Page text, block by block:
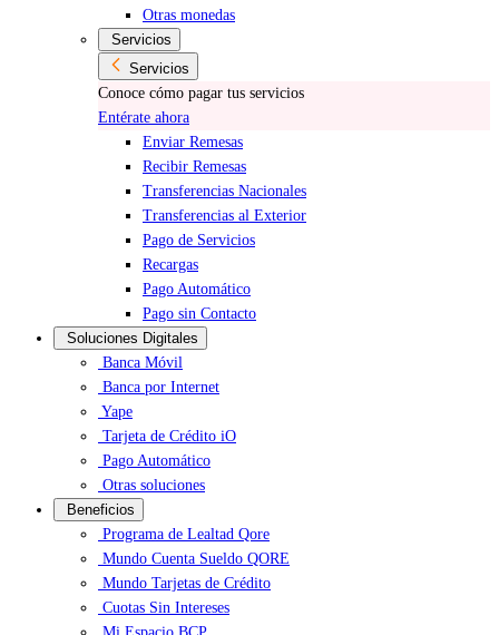
Otras monedas
Servicios
Servicios
Conoce cómo pagar tus servicios
Entérate ahora
Enviar Remesas
Recibir Remesas
Transferencias Nacionales
Transferencias al Exterior
Pago de Servicios
Recargas
Pago Automático
Pago sin Contacto
Soluciones Digitales
Banca Móvil
Banca por Internet
Yape
Tarjeta de Crédito iO
Pago Automático
Otras soluciones
Beneficios
Programa de Lealtad Qore
Mundo Cuenta Sueldo QORE
Mundo Tarjetas de Crédito
Cuotas Sin Intereses